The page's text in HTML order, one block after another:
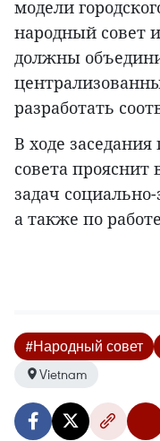
модели
народный совет
должны
разработать
В ходе заседания
совета
задач
а также по
#Народный совет
Vietnam